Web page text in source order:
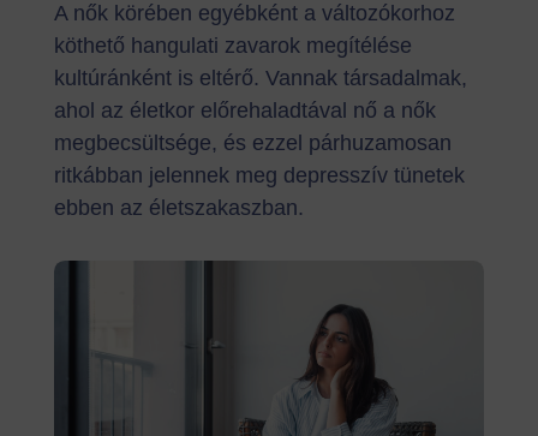
A nők körében egyébként a változókorhoz
köthető hangulati zavarok megítélése
kultúránként is eltérő. Vannak társadalmak,
ahol az életkor előrehaladtával nő a nők
megbecsültsége, és ezzel párhuzamosan
ritkábban jelennek meg depresszív tünetek
ebben az életszakaszban.